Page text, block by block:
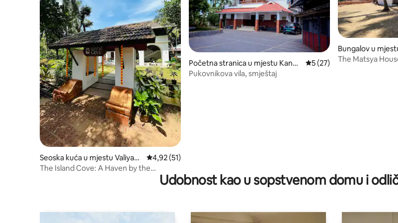
Seoska kuća u mjestu Valiyapa
ramba
prosječna ocjena 4,92 od 5, recenzija: 51
4,92 (51)
The Island Cove: A Haven by the
Početna stranica u mjestu Kanha
ngad
prosječna ocjena 5 od 5,
5 (27)
Pukovnikova vila, smještaj
Bungalov u
mba
The Matsya
Udobnost kao u sopstvenom domu i